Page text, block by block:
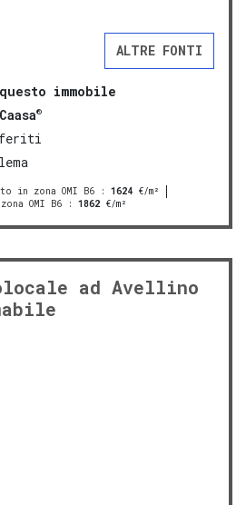
ALTRE FONTI
questo immobile
®
in zona OMI B6 : 1624 €/m²
OMI B6 : 1862 €/m²
ad Avellino